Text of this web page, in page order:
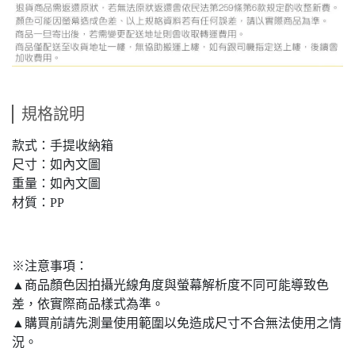
規格說明
款式：手提收納箱
尺寸：如內文圖
重量：如內文圖
材質：PP
※注意事項：
▲商品顏色因拍攝光線角度與螢幕解析度不同可能導致色
差，依實際商品樣式為準。
▲購買前請先測量使用範圍以免造成尺寸不合無法使用之情
況。